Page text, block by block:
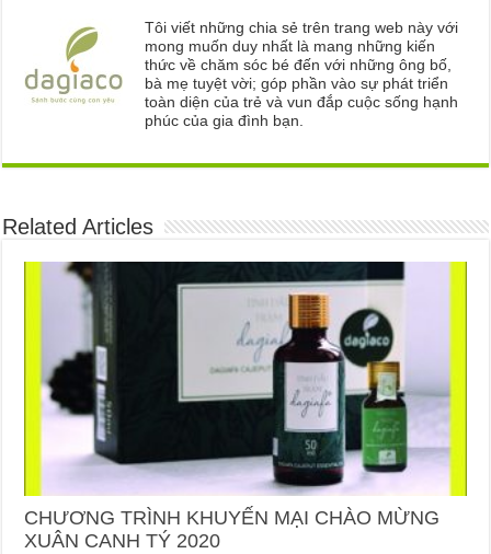
Tôi viết những chia sẻ trên trang web này với
mong muốn duy nhất là mang những kiến
thức về chăm sóc bé đến với những ông bố,
bà mẹ tuyệt vời; góp phần vào sự phát triển
toàn diện của trẻ và vun đắp cuộc sống hạnh
phúc của gia đình bạn.
Related Articles
CHƯƠNG TRÌNH KHUYẾN MẠI CHÀO MỪNG
XUÂN CANH TÝ 2020